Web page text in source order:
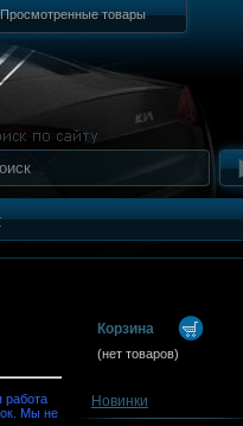
Просмотренные товары
работа
Мы не
Корзина
(нет товаров)
Новинки